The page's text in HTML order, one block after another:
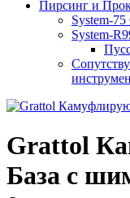
Пирсинг и
System-
System-
Grattol
База с